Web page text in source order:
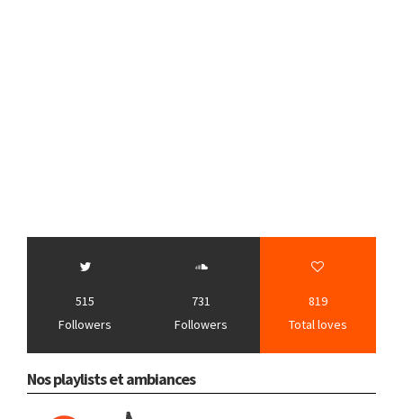
515
Followers
731
Followers
819
Total loves
Nos playlists et ambiances